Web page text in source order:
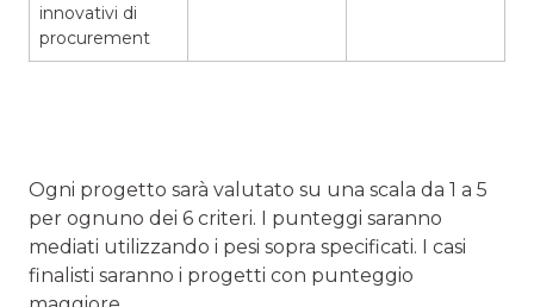
innovativi di
procurement
Ogni progetto sarà valutato su una scala da 1 a 5
per ognuno dei 6 criteri. I punteggi saranno
mediati utilizzando i pesi sopra specificati. I casi
finalisti saranno i progetti con punteggio